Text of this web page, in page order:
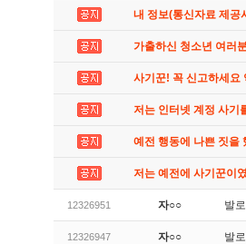
내 정보(통신자료 제공
가출하신 청소년 여러
사기꾼! 꼭 신고하세요
저는 인터넷 계정 사기
예전 행동에 나쁜 짓을
저는 예전에 사기꾼이
12326951 자○○ 발
12326947 자○○ 발